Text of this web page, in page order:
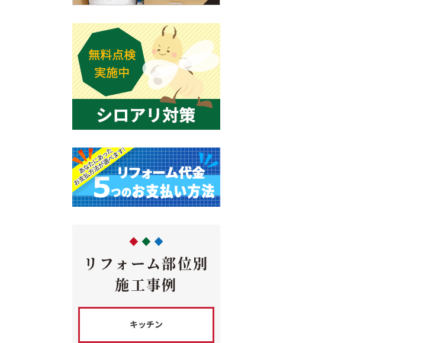
リフォーム部位別
施工事例
キッチン